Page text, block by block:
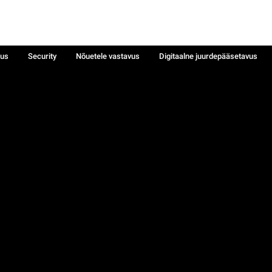
Security Nõuetele vastavus
Digitaalne juurdepääsetavus